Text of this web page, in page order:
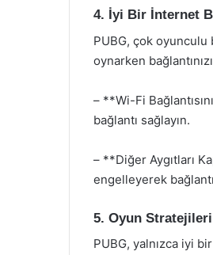
4. İyi Bir İnternet
PUBG, çok
oynarken
– **Wi-Fi
bağlantı sağlayın.
– **Diğer Aygıtları
engelleyerek
5. Oyun
PUBG, yalnızca iyi